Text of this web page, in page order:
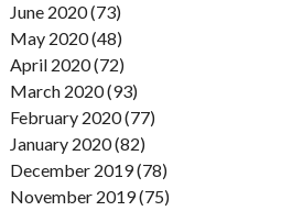
June 2020 (73)
May 2020 (48)
April 2020 (72)
March 2020 (93)
February 2020 (77)
January 2020 (82)
December 2019 (78)
November 2019 (75)